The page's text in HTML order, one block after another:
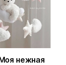
нежная